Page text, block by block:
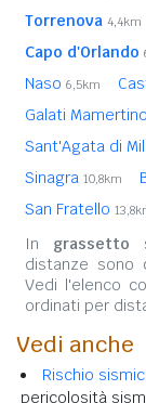
Torrenova 4,4km
Capo d'Orlando
Naso 6,5km
Galati Mamertino
Sant'Agata di
Sinagra 10,8km
San Fratello
In grassetto
distanze sono
Vedi l'elenco
ordinati per
Vedi anche
Rischio
pericolosità